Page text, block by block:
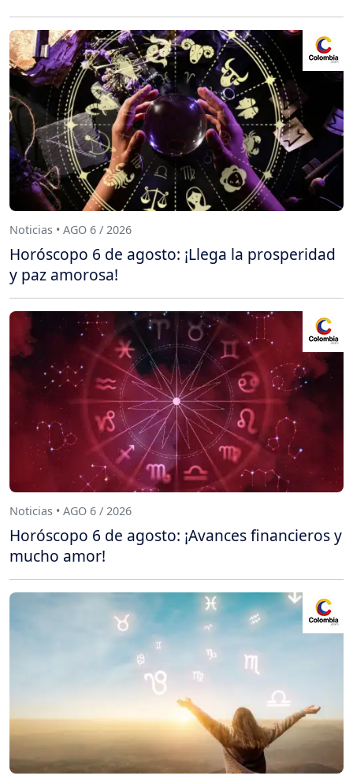
Noticias • AGO 6 / 2026
Horóscopo 6 de agosto: ¡Llega la prosperidad
y paz amorosa!
Noticias • AGO 6 / 2026
Horóscopo 6 de agosto: ¡Avances financieros y
mucho amor!